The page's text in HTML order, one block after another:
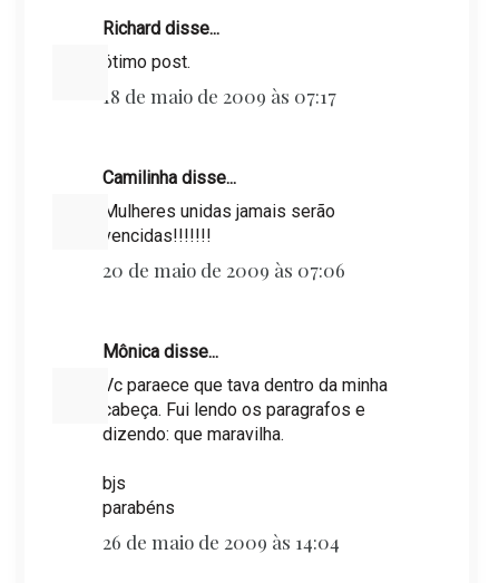
Richard disse...
ótimo post.
18 de maio de 2009 às 07:17
Camilinha disse...
Mulheres unidas jamais serão
vencidas!!!!!!!
20 de maio de 2009 às 07:06
Mônica disse...
Vc paraece que tava dentro da minha
cabeça. Fui lendo os paragrafos e
dizendo: que maravilha.
bjs
parabéns
26 de maio de 2009 às 14:04